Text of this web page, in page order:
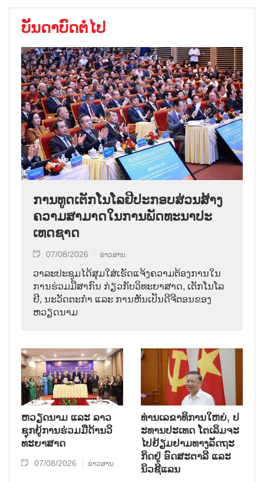
ບັນດາບົດຕໍ່ໄປ
ການ​ທູດ​ເຕັກ​ໂນ​ໂລ​ຢີ​ປະ​ກອບ​ສ່ວນ​ສ້າງ​
ຄວາມ​ສາ​ມາດ​ໃນ​ການ​ພັດ​ທະ​ນາ​ປະ​
ເທດ​ຊາດ
07/08/2026 ຂ່າວສານ
ວາ​ລະ​ປະ​ຊຸມ​ໄດ້​ສຸມ​ໃສ່​ເຮັດ​ແຈ້ງ​ຄວາມ​ຕ້ອງ​ການ​ໃນ​
ການ​ຮ່ວມ​ມື​ສາ​ກົນ ກ່ຽວ​ກັບ​ວິ​ທະ​ຍາ​ສາດ, ເຕັກ​ໂນ​ໂລ​
ຢີ, ນະ​ວັດ​ຕະ​ກຳ ແລະ ການ​ຫັນ​ເປັນ​ດີ​ຈີ​ຕອນ​ຂອງ
ຫວຽດ​ນາມ
ຫວຽດ​ນາມ ແລະ ລາວ​
ຊຸກ​ຍູ້​ການ​ຮ່ວມ​ມື​ດ້ານວ​ິ​
ທະ​ຍາ​ສາດ
07/08/2026 ຂ່າວສານ
ທ່ານ​ເລ​ຂາ​ທິ​ການ​ໃຫຍ່, ປ​
ະ​ທານ​ປະ​ເທດ ໂຕ​ເລິມ​ຈະ​
ໄປ​ຢ້ຽມ​ຢາມ​ທາງ​ລັດ​ຖະ​
ກິດ​ຢູ່ ອົດ​ສະ​ຕາ​ລີ ແລະ
ນິວ​ຊີ​ແລນ